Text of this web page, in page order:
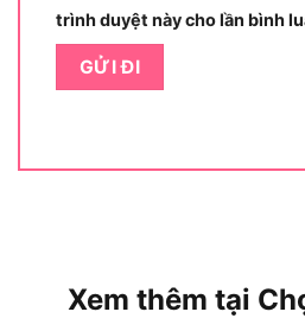
thông, dễ mua thêm hoặc
100 N.m(đủ mạnh để xử
công dân dụng từ nhẹ đến
giản hơn trên thị trường.
Thuật Nào?
trình duyệt này cho lần bình
Xem thêm tại